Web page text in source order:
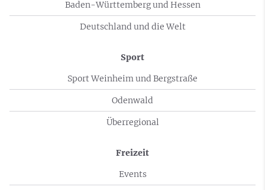
Baden-Württemberg und Hessen
Deutschland und die Welt
Sport
Sport Weinheim und Bergstraße
Odenwald
Überregional
Freizeit
Events